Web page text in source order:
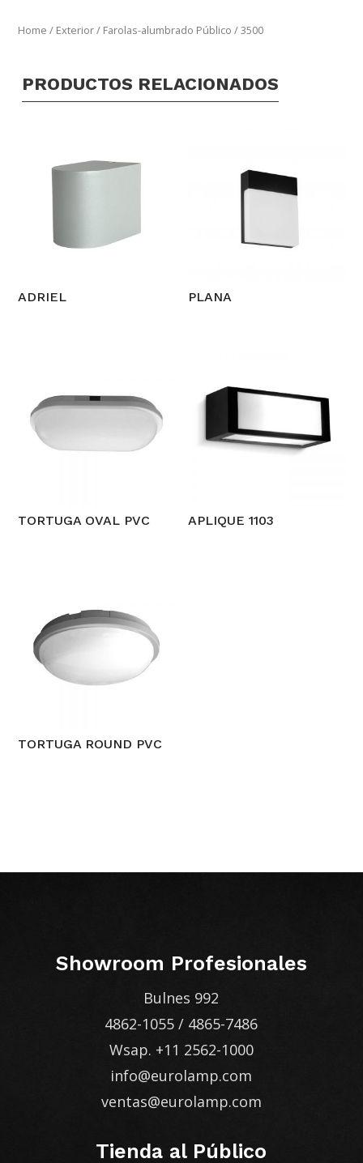
Home / Exterior/ Farolas-alumbrado Público / 3500
PRODUCTOS RELACIONADOS
ADRIEL PLANA
TORTUGA OVAL PVC APLIQUE 1103
TORTUGA ROUND PVC
Showroom Profesionales
Bulnes 992
4862-1055 / 4865-7486
Wsap. +11 2562-1000
info@eurolamp.com
ventas@eurolamp.com
Tienda al Público